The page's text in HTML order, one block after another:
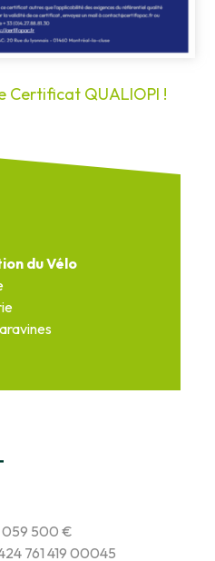
Certificat QUALIOPI !
du Vélo
059 500 €
761 419 00045